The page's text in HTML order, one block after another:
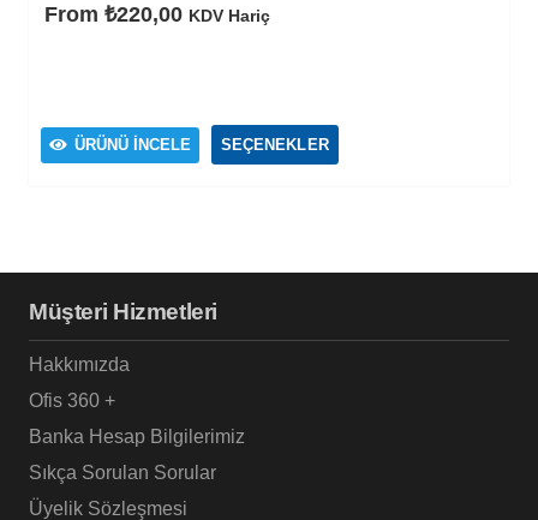
From ₺220,00 KDV Hariç
ÜRÜNÜ İNCELE SEÇENEKLER
ürünün
Müşteri Hizmetleri
Hakkımızda
Ofis 360 +
Banka Hesap Bilgilerimiz
Sıkça Sorulan Sorular
Üyelik Sözleşmesi